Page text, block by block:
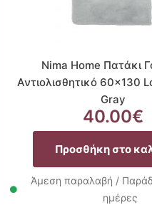
Nima Home Πατάκι
Αντιολισθητικό 60×130
Gray
40.00€
Προσθήκη στο
Άμεση παραλαβή /
ημέρες